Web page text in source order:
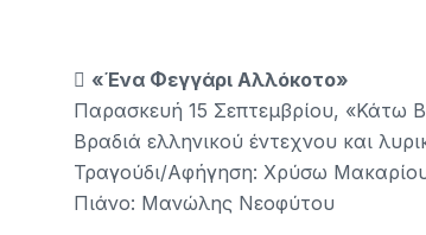
 «Ένα Φεγγάρι Αλλόκοτο»
Παρασκευή 15 Σεπτεμβρίου, «Κάτω
Βραδιά ελληνικού έντεχνου και
Τραγούδι/Αφήγηση: Χρύσω
Πιάνο: Μανώλης Νεοφύτου